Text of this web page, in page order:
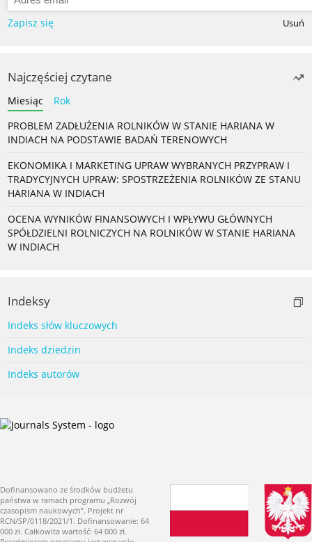
Zapisz się Usuń
Najczęściej czytane
Miesiąc
Rok
PROBLEM ZADŁUŻENIA ROLNIKÓW W STANIE HARIANA W
INDIACH NA PODSTAWIE BADAŃ TERENOWYCH
EKONOMIKA I MARKETING UPRAW WYBRANYCH PRZYPRAW I
TRADYCYJNYCH UPRAW: SPOSTRZEŻENIA ROLNIKÓW ZE STANU
HARIANA W INDIACH
OCENA WYNIKÓW FINANSOWYCH I WPŁYWU GŁÓWNYCH
SPÓŁDZIELNI ROLNICZYCH NA ROLNIKÓW W STANIE HARIANA
W INDIACH
Indeksy
Indeks słów kluczowych
Indeks dziedzin
Indeks autorów
Dofinansowano ze środków budżetu
państwa w ramach programu „Rozwój
czasopism naukowych”. Projekt nr
RCN/SP/0118/2021/1. Dofinansowanie: 64
000 zł. Całkowita wartość: 64 000 zł.